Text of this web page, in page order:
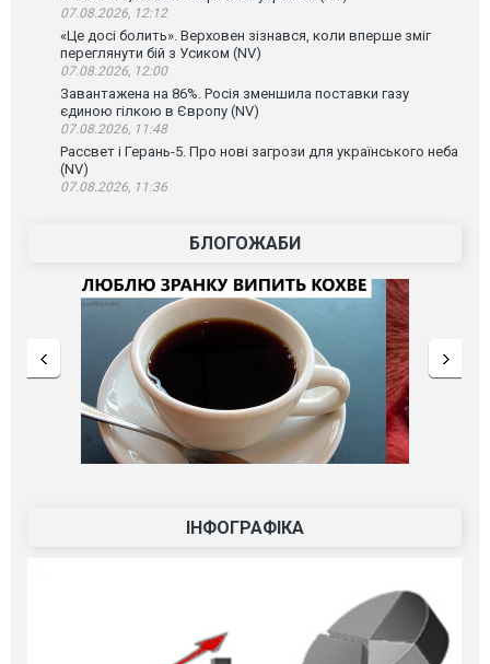
07.08.2026, 12:12
«Це досі болить». Верховен зізнався, коли вперше зміг
переглянути бій з Усиком (NV)
07.08.2026, 12:00
Завантажена на 86%. Росія зменшила поставки газу
єдиною гілкою в Європу (NV)
07.08.2026, 11:48
Рассвет і Герань-5. Про нові загрози для українського неба
(NV)
07.08.2026, 11:36
БЛОГОЖАБИ
ІНФОГРАФІКА